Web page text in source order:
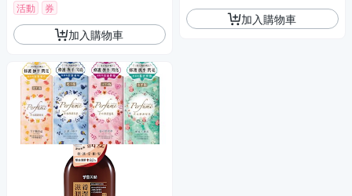
活動 券
加入購物車
加入購物車